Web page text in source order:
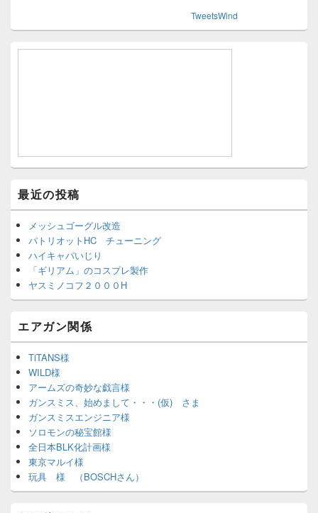
TweetsWind
最近の投稿
メッシュゴーグル改造
パトリオットHC チューニング
ハイキャパいじり
「ギリアム」のコスプレ製作
ヤスミノコフ２０００H
エアガン関係
TiTANS様
WILD様
アームズの奇妙な戯言様
ガンスミス、始めまして・・・(仮) さま
ガンスミスエンジニア様
ソロモンの秘宝館様
全日本BLK化計画様
東京マルイ様
玩具 様 （BOSCHさん）